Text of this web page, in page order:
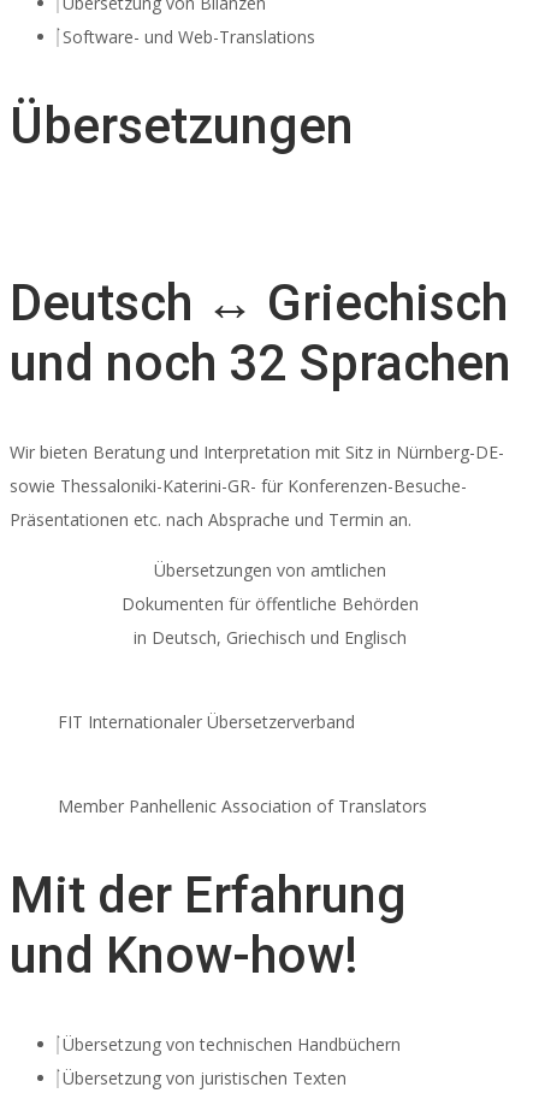
Software- und Web-Translations
Übersetzungen
Deutsch ↔ Griechisch
und noch 32 Sprachen
Wir bieten Beratung und Interpretation mit Sitz in Nürnberg-DE-
sowie Thessaloniki-Katerini-GR- für Konferenzen-Besuche-
Präsentationen etc. nach Absprache und Termin an.
Übersetzungen von amtlichen
Dokumenten für öffentliche Behörden
in Deutsch, Griechisch und Englisch
FIT Internationaler Übersetzerverband
Member Panhellenic Association of Translators
Mit der Erfahrung
und Know-how!
Übersetzung von technischen Handbüchern
Übersetzung von juristischen Texten